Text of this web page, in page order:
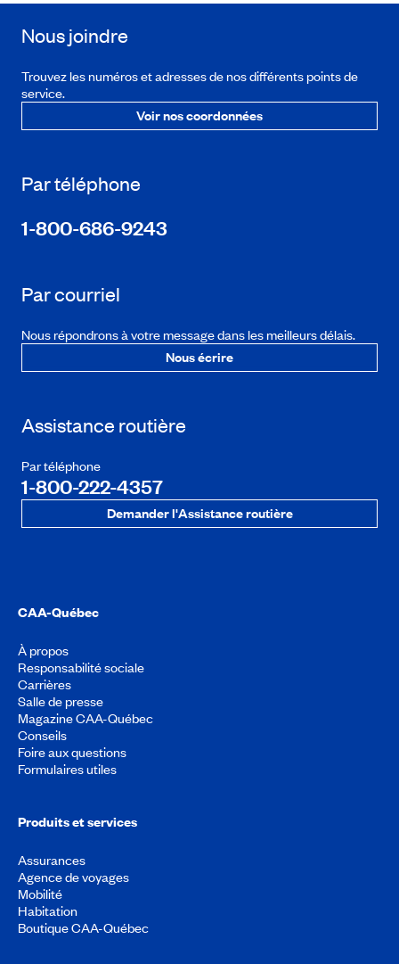
Nous joindre
Trouvez les numéros et adresses de nos différents points de
service.
Voir nos coordonnées
Par téléphone
1-800-686-9243
Par courriel
Nous répondrons à votre message dans les meilleurs délais.
Nous écrire
Assistance routière
Par téléphone
1-800-222-4357
Demander l'Assistance routière
CAA-Québec
À propos
Responsabilité sociale
Carrières
Salle de presse
Magazine CAA-Québec
Conseils
Foire aux questions
Formulaires utiles
Produits et services
Assurances
Agence de voyages
Mobilité
Habitation
Boutique CAA-Québec